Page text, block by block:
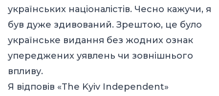
українських націоналістів. Чесно кажучи, я
був дуже здивований. Зрештою, це було
українське видання без жодних ознак
упереджених уявлень чи зовнішнього
впливу.
Я відповів «The Kyiv Independent»